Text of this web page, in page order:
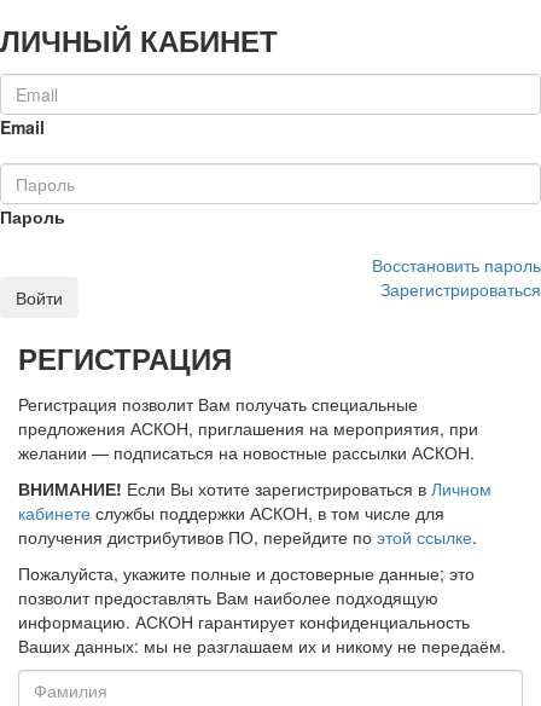
ЛИЧНЫЙ КАБИНЕТ
Email
Пароль
Восстановить пароль
Войти
Зарегистрироваться
РЕГИСТРАЦИЯ
Регистрация позволит Вам получать специальные
предложения АСКОН, приглашения на мероприятия, при
желании — подписаться на новостные рассылки АСКОН.
ВНИМАНИЕ! Если Вы хотите зарегистрироваться в Личном
кабинете службы поддержки АСКОН, в том числе для
получения дистрибутивов ПО, перейдите по этой ссылке.
Пожалуйста, укажите полные и достоверные данные; это
позволит предоставлять Вам наиболее подходящую
информацию. АСКОН гарантирует конфиденциальность
Ваших данных: мы не разглашаем их и никому не передаём.